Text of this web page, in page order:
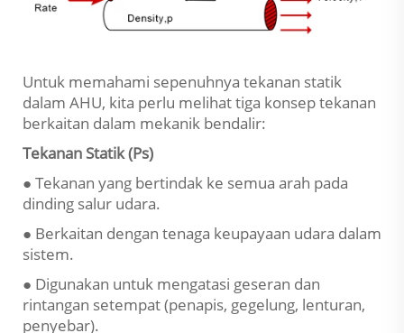
Untuk memahami sepenuhnya tekanan statik
dalam AHU, kita perlu melihat tiga konsep tekanan
berkaitan dalam mekanik bendalir:
Tekanan Statik (Ps)
● Tekanan yang bertindak ke semua arah pada
dinding salur udara.
● Berkaitan dengan tenaga keupayaan udara dalam
sistem.
● Digunakan untuk mengatasi geseran dan
rintangan setempat (penapis, gegelung, lenturan,
penyebar).